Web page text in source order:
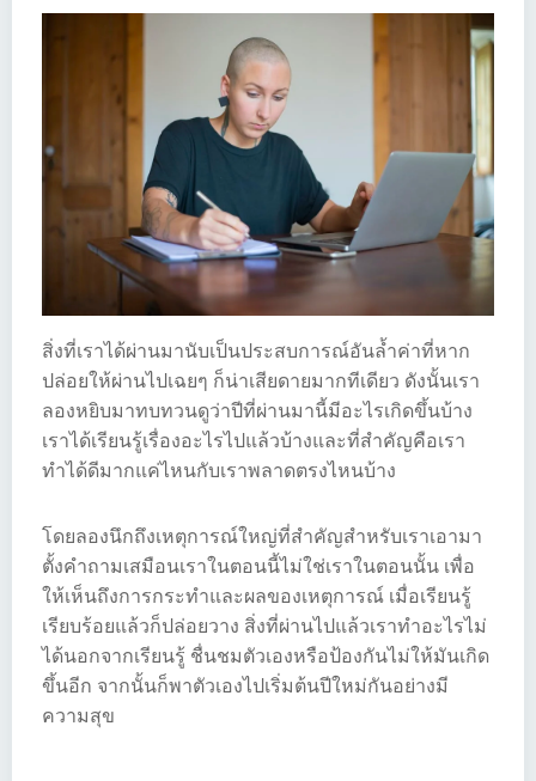
สิ่งที่เราได้ผ่านมานับเป็นประสบการณ์อันล้ำค่าที่หาก
ปล่อยให้ผ่านไปเฉยๆ ก็น่าเสียดายมากทีเดียว ดังนั้นเรา
ลองหยิบมาทบทวนดูว่าปีที่ผ่านมานี้มีอะไรเกิดขึ้นบ้าง
เราได้เรียนรู้เรื่องอะไรไปแล้วบ้างและที่สำคัญคือเรา
ทำได้ดีมากแค่ไหนกับเราพลาดตรงไหนบ้าง
โดยลองนึกถึงเหตุการณ์ใหญ่ที่สำคัญสำหรับเราเอามา
ตั้งคำถามเสมือนเราในตอนนี้ไม่ใช่เราในตอนนั้น เพื่อ
ให้เห็นถึงการกระทำและผลของเหตุการณ์ เมื่อเรียนรู้
เรียบร้อยแล้วก็ปล่อยวาง สิ่งที่ผ่านไปแล้วเราทำอะไรไม่
ได้นอกจากเรียนรู้ ชื่นชมตัวเองหรือป้องกันไม่ให้มันเกิด
ขึ้นอีก จากนั้นก็พาตัวเองไปเริ่มต้นปีใหม่กันอย่างมี
ความสุข